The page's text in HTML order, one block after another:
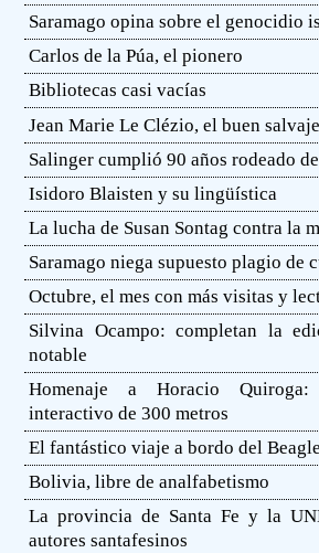
Saramago opina sobre el genocidio
Carlos de la Púa, el pionero
Bibliotecas casi vacías
Jean Marie Le Clézio, el buen salvaje
Salinger cumplió 90 años rodeado
Isidoro Blaisten y su lingüística
La lucha de Susan Sontag contra la
Saramago niega supuesto plagio de
Octubre, el mes con más visitas y
Silvina Ocampo: completan la
notable
Homenaje a Horacio
interactivo de 300 metros
El fantástico viaje a bordo del Beagle
Bolivia, libre de analfabetismo
La provincia de Santa Fe y la
autores santafesinos